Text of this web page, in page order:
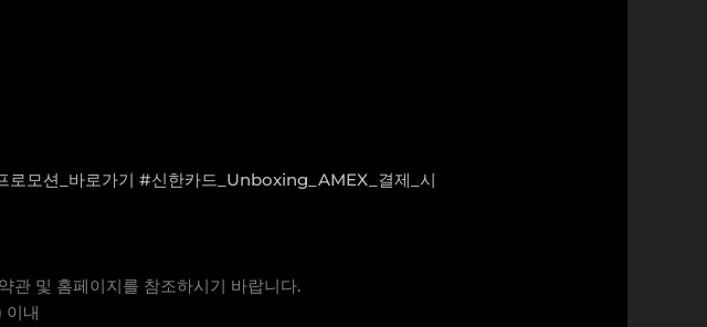
모션_바로가기 #신한카드_Unboxing_AMEX_결제_시
관 및 홈페이지를 참조하시기 바랍니다.
이내